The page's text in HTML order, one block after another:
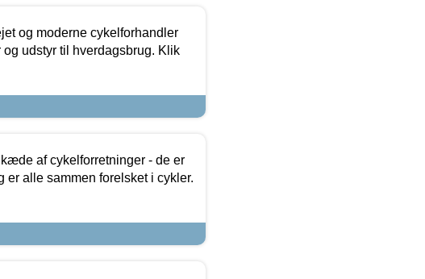
og moderne cykelforhandler
udstyr til hverdagsbrug. Klik
af cykelforretninger - de er
er alle sammen forelsket i cykler.